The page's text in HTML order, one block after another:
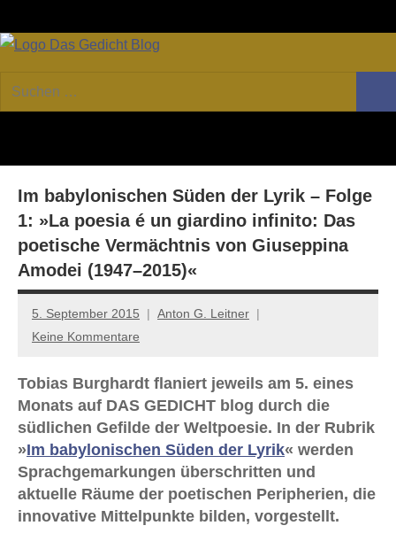
Inhalt
GEDICHT
Forum
von
Lyrik,
und
Kritik
Suchen
nach:
Im babylonischen Süden der Lyrik – Folge
1: »La poesia é un giardino infinito: Das
poetische Vermächtnis von Giuseppina
Amodei (1947–2015)«
5. September 2015
Anton G. Leitner
Keine Kommentare
Tobias Burghardt flaniert jeweils am 5. eines
Monats auf DAS GEDICHT blog durch die
südlichen Gefilde der Weltpoesie. In der Rubrik
»Im babylonischen Süden der Lyrik« werden
Sprachgemarkungen überschritten und
aktuelle Räume der poetischen Peripherien, die
innovative Mittelpunkte bilden, vorgestellt.